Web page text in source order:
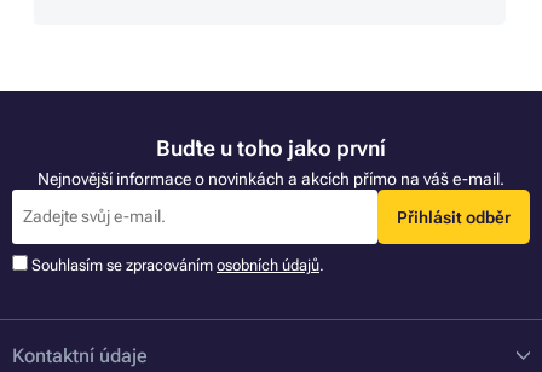
Buďte u toho jako první
Nejnovější informace o novinkách a akcích přímo na váš e-mail.
Přihlásit odběr
Souhlasím se zpracováním osobních údajů.
Kontaktní údaje